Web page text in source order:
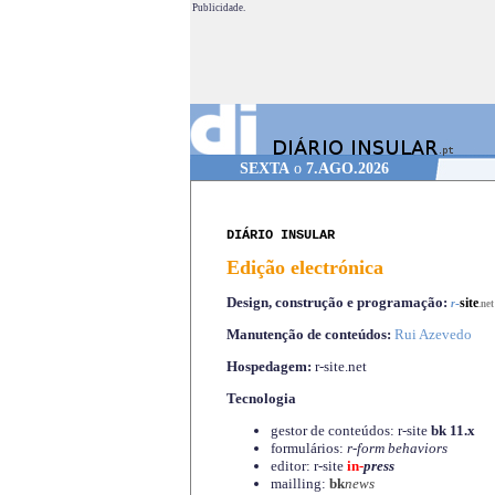
Publicidade.
SEXTAo 7.AGO.2026
DIÁRIO INSULAR
Edição electrónica
Design, construção e programação: r-site.net
Manutenção de conteúdos: Rui Azevedo
Hospedagem: r-site.net
Tecnologia
gestor de conteúdos: r-site bk 11.x
formulários: r-form behaviors
editor: r-site in-press
mailling: bknews